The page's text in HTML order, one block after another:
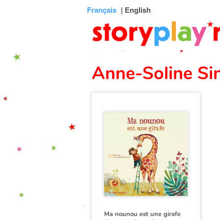
Français | English
Anne-Soline
Ma nounou est une girafe